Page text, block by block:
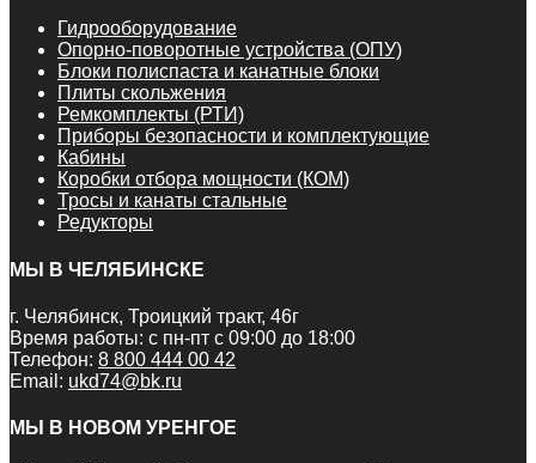
Гидрооборудование
Опорно-поворотные устройства (ОПУ)
Блоки полиспаста и канатные блоки
Плиты скольжения
Ремкомплекты (РТИ)
Приборы безопасности и комплектующие
Кабины
Коробки отбора мощности (КОМ)
Тросы и канаты стальные
Редукторы
МЫ В ЧЕЛЯБИНСКЕ
г. Челябинск, Троицкий тракт, 46г
Время работы: с пн-пт с 09:00 до 18:00
Телефон: 8 800 444 00 42
Email: ukd74@bk.ru
МЫ В НОВОМ УРЕНГОЕ